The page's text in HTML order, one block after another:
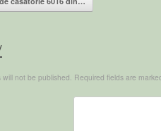
not be published. Required fields are